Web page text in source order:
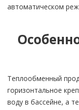
автоматическом
Теплообменный
горизонтальное
воду в бассейне, а